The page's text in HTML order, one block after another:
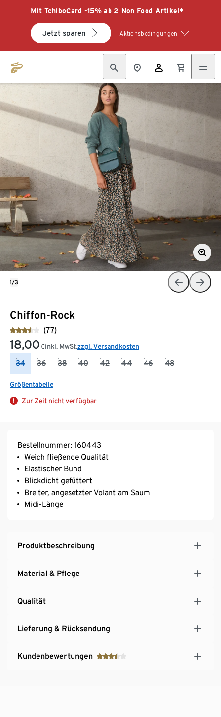
Mit TchiboCard -15% ab 2 Non Food Artikel*
Jetzt sparen Aktionsbedingungen
Chiffon-Rock
(77)
18,00 €inkl. MwSt.zzgl. Versandkosten
34 36 38 40 42 44 46 48
Größentabelle
Zur Zeit nicht verfügbar
1/3
Bestellnummer: 160443
Weich fließende Qualität
Elastischer Bund
Blickdicht gefüttert
Breiter, angesetzter Volant am Saum
Midi-Länge
Produktbeschreibung
Material & Pflege
Qualität
Lieferung & Rücksendung
Kundenbewertungen